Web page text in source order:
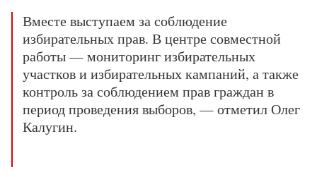
Вместе выступаем за соблюдение
избирательных прав. В центре совместной
работы — мониторинг избирательных
участков и избирательных кампаний, а также
контроль за соблюдением прав граждан в
период проведения выборов, — отметил Олег
Калугин.